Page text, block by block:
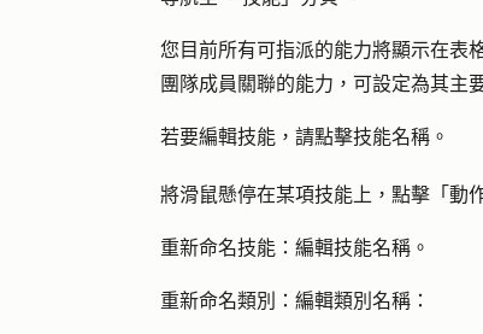
您目前所有可指派的能力將顯示在表
團隊成員關聯的能力，可設定為其主
若要編輯技能，請點擊技能名稱 。
將滑鼠懸停在某項技能上，點擊「 動
重新命名技能 ：編輯技能名稱。
重新命名類別 ：編輯類別名稱：